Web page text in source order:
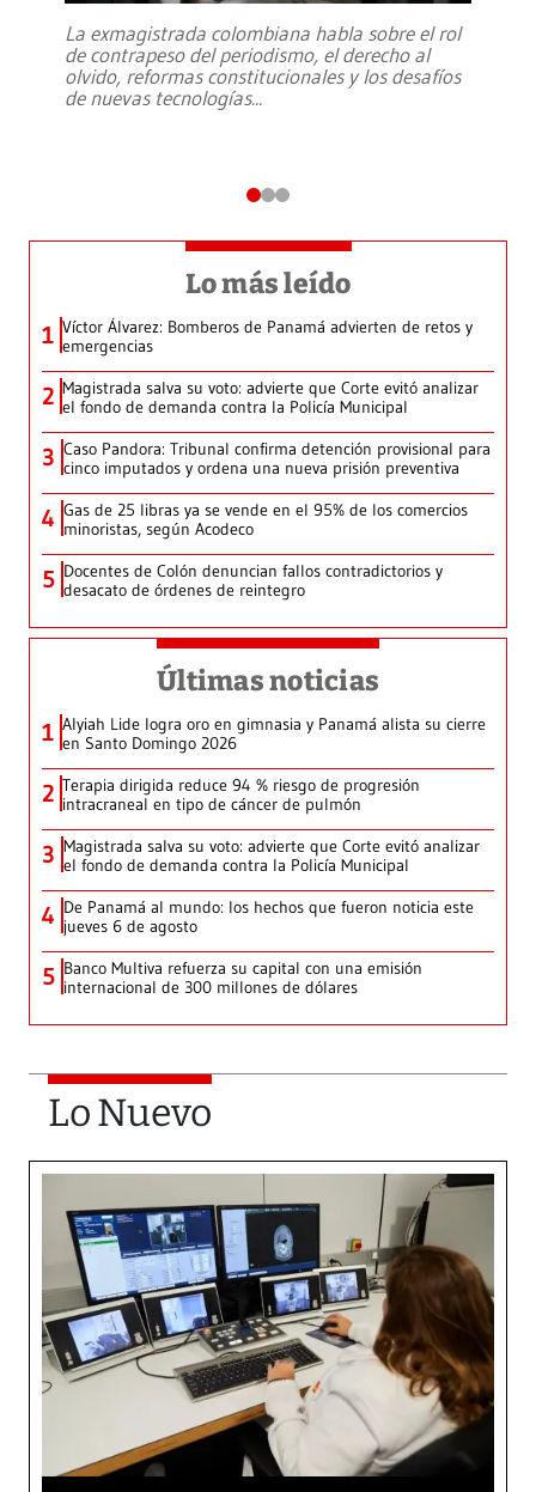
La exmagistrada colombiana habla sobre el rol
de contrapeso del periodismo, el derecho al
olvido, reformas constitucionales y los desafíos
de nuevas tecnologías...
Lo más leído
1 Víctor Álvarez: Bomberos de Panamá advierten de retos y
emergencias
2 Magistrada salva su voto: advierte que Corte evitó analizar
el fondo de demanda contra la Policía Municipal
3 Caso Pandora: Tribunal confirma detención provisional para
cinco imputados y ordena una nueva prisión preventiva
4 Gas de 25 libras ya se vende en el 95% de los comercios
minoristas, según Acodeco
5 Docentes de Colón denuncian fallos contradictorios y
desacato de órdenes de reintegro
Últimas noticias
1 Alyiah Lide logra oro en gimnasia y Panamá alista su cierre
en Santo Domingo 2026
2 Terapia dirigida reduce 94 % riesgo de progresión
intracraneal en tipo de cáncer de pulmón
3 Magistrada salva su voto: advierte que Corte evitó analizar
el fondo de demanda contra la Policía Municipal
4 De Panamá al mundo: los hechos que fueron noticia este
jueves 6 de agosto
5 Banco Multiva refuerza su capital con una emisión
internacional de 300 millones de dólares
Lo Nuevo